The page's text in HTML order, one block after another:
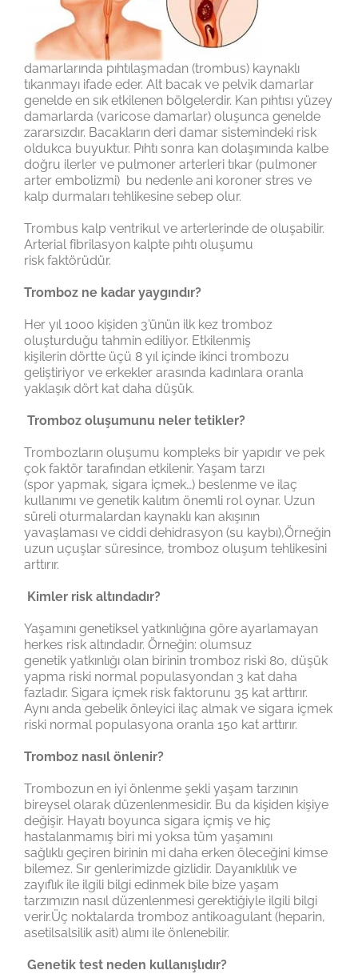
damarlarında pıhtılaşmadan (trombus) kaynaklı
tıkanmayı ifade eder. Alt bacak ve pelvik damarlar
genelde en sık etkilenen bölgelerdir. Kan pıhtısı yüzey
damarlarda (varicose damarlar) oluşunca genelde
zararsızdır. Bacakların deri damar sistemindeki risk
oldukca buyuktur. Pıhtı sonra kan dolaşımında kalbe
doğru ilerler ve pulmoner arterleri tıkar (pulmoner
arter embolizmi) bu nedenle ani koroner stres ve
kalp durmaları tehlikesine sebep olur.
Trombus kalp ventrikul ve arterlerinde de oluşabilir.
Arterial fibrilasyon kalpte pıhtı oluşumu
risk faktörüdür.
Tromboz ne kadar yaygındır?
Her yıl 1000 kişiden 3’ünün ilk kez tromboz
oluşturduğu tahmin ediliyor. Etkilenmiş
kişilerin dörtte üçü 8 yıl içinde ikinci trombozu
geliştiriyor ve erkekler arasında kadınlara oranla
yaklaşık dört kat daha düşük.
Tromboz oluşumunu neler tetikler?
Trombozların oluşumu kompleks bir yapıdır ve pek
çok faktör tarafından etkilenir. Yaşam tarzı
(spor yapmak, sigara içmek…) beslenme ve ilaç
kullanımı ve genetik kalıtım önemli rol oynar. Uzun
süreli oturmalardan kaynaklı kan akışının
yavaşlaması ve ciddi dehidrasyon (su kaybı),Örneğin
uzun uçuşlar süresince, tromboz oluşum tehlikesini
arttırır.
Kimler risk altındadır?
Yaşamını genetiksel yatkınlığına göre ayarlamayan
herkes risk altındadır. Örneğin: olumsuz
genetik yatkınlığı olan birinin tromboz riski 80, düşük
yapma riski normal populasyondan 3 kat daha
fazladır. Sigara içmek risk faktorunu 35 kat arttırır.
Aynı anda gebelik önleyici ilaç almak ve sigara içmek
riski normal populasyona oranla 150 kat arttırır.
Tromboz nasıl önlenir?
Trombozun en iyi önlenme şekli yaşam tarzının
bireysel olarak düzenlenmesidir. Bu da kişiden kişiye
değişir. Hayatı boyunca sigara içmiş ve hiç
hastalanmamış biri mi yoksa tüm yaşamını
sağlıklı geçiren birinin mi daha erken öleceğini kimse
bilemez. Sır genlerimizde gizlidir. Dayanıklılık ve
zayıflık ile ilgili bilgi edinmek bile bize yaşam
tarzımızın nasıl düzenlenmesi gerektiğiyle ilgili bilgi
verir.Üç noktalarda tromboz antikoagulant (heparin,
asetilsalsilik asit) alımı ile önlenebilir.
Genetik test neden kullanışlıdır?